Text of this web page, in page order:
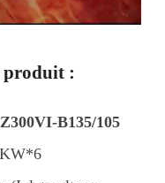
produit :
B135/105